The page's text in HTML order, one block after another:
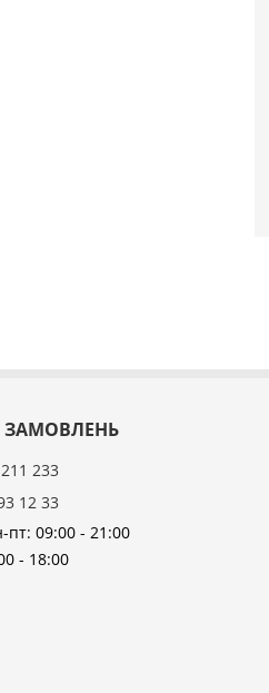
ЗАМОВЛЕНЬ
233
12 33
пт: 09:00 - 21:00
- 18:00